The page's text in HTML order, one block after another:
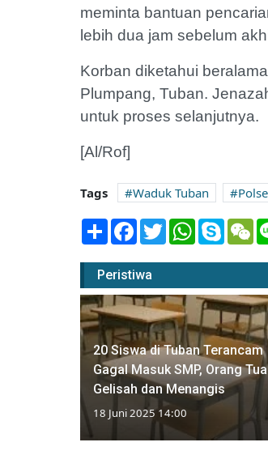
meminta bantuan
lebih dua jam sebelum
Korban diketahui
Plumpang, Tuban.
untuk proses selanjutnya.
[Al/Rof]
Tags Waduk Tuban
Share Facebook
TwitterWhatsApp
Skype
Peristiwa
20 Siswa di Tuban Terancam
Gagal Masuk SMP, Orang Tua
Gelisah dan Menangis
18 Juni 2025 14:00